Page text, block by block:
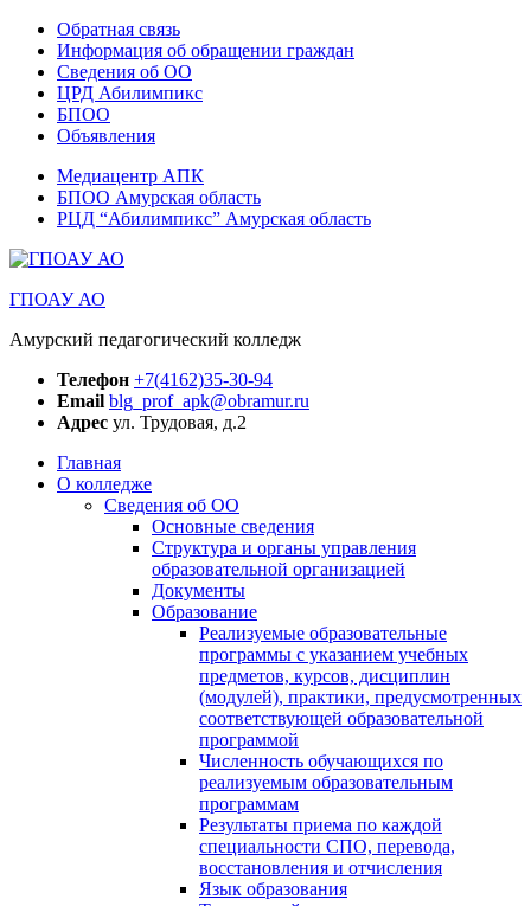
Обратная связь
Информация об обращении граждан
Сведения об ОО
ЦРД Абилимпикс
БПОО
Объявления
Медиацентр АПК
БПОО Амурская область
РЦД “Абилимпикс” Амурская область
ГПОАУ АО
Амурский педагогический колледж
Телефон +7(4162)35-30-94
Email blg_prof_apk@obramur.ru
Адрес ул. Трудовая, д.2
Главная
О колледже
Сведения об ОО
Основные сведения
Структура и органы управления
образовательной организацией
Документы
Образование
Реализуемые образовательные
программы с указанием учебных
предметов, курсов, дисциплин
(модулей), практики, предусмотренных
соответствующей образовательной
программой
Численность обучающихся по
реализуемым образовательным
программам
Результаты приема по каждой
специальности СПО, перевода,
восстановления и отчисления
Язык образования